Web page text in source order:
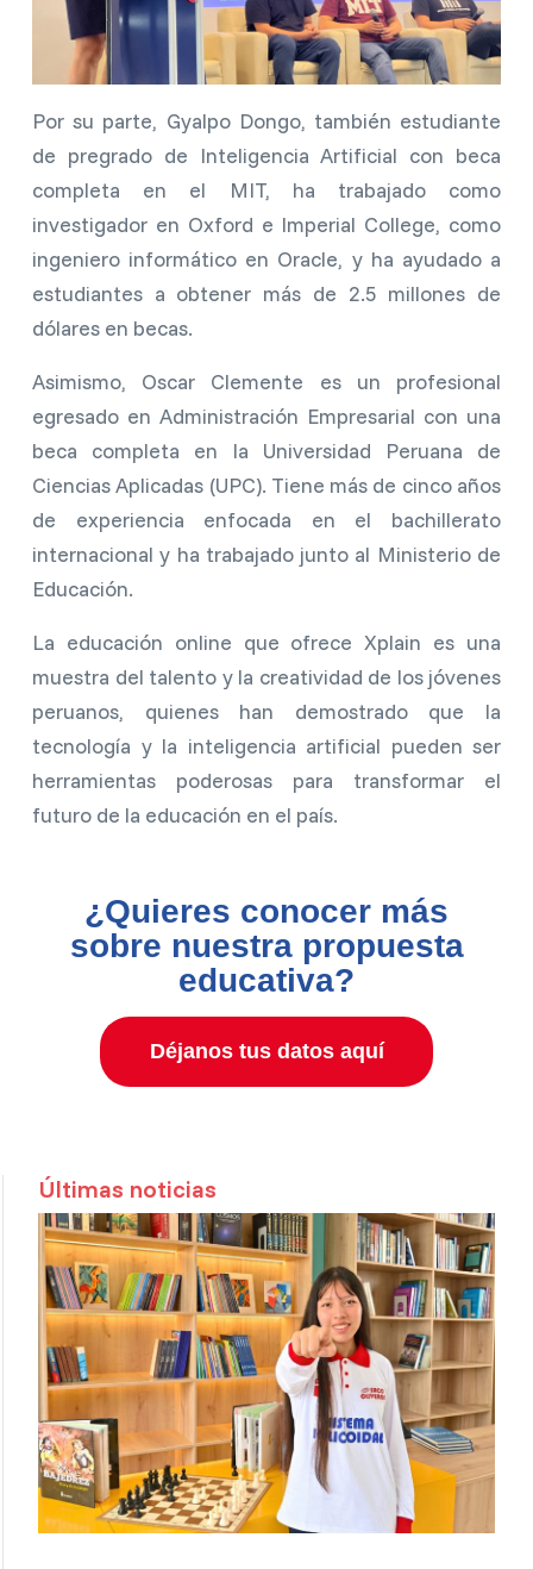
Por su parte, Gyalpo Dongo, también estudiante
de pregrado de Inteligencia Artificial con beca
completa en el MIT, ha trabajado como
investigador en Oxford e Imperial College, como
ingeniero informático en Oracle, y ha ayudado a
estudiantes a obtener más de 2.5 millones de
dólares en becas.
Asimismo, Oscar Clemente es un profesional
egresado en Administración Empresarial con una
beca completa en la Universidad Peruana de
Ciencias Aplicadas (UPC). Tiene más de cinco años
de experiencia enfocada en el bachillerato
internacional y ha trabajado junto al Ministerio de
Educación.
La educación online que ofrece Xplain es una
muestra del talento y la creatividad de los jóvenes
peruanos, quienes han demostrado que la
tecnología y la inteligencia artificial pueden ser
herramientas poderosas para transformar el
futuro de la educación en el país.
¿Quieres conocer más
sobre nuestra propuesta
educativa?
Déjanos tus datos aquí
Últimas noticias